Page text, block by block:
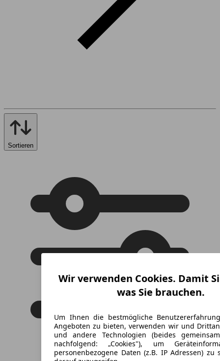
Wir verwenden Cookies. Damit
was Sie brauchen.
Um Ihnen die bestmögliche
Angeboten zu bieten, verwenden wir und
und andere Technologien (beides
nachfolgend: „Cookies"), um
personenbezogene Daten (z.B. IP Adressen) zu
Sortieren